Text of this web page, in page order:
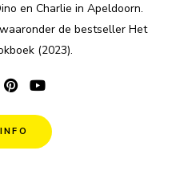
en Charlie in Apeldoorn.
de bestseller Het
(2023).